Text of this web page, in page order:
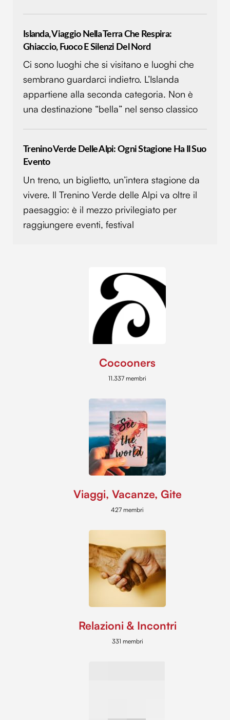
Islanda, Viaggio Nella Terra Che Respira:
Ghiaccio, Fuoco E Silenzi Del Nord
Ci sono luoghi che si visitano e luoghi che
sembrano guardarci indietro. L’Islanda
appartiene alla seconda categoria. Non è
una destinazione “bella” nel senso classico
Trenino Verde Delle Alpi: Ogni Stagione Ha Il Suo
Evento
Un treno, un biglietto, un’intera stagione da
vivere. Il Trenino Verde delle Alpi va oltre il
paesaggio: è il mezzo privilegiato per
raggiungere eventi, festival
Cocooners
11.337 membri
Viaggi, Vacanze, Gite
427 membri
Relazioni & Incontri
331 membri